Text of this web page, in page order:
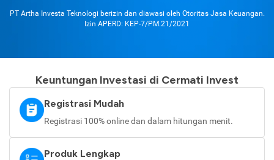
PT Artha Investa Teknologi berizin dan diawasi oleh Otoritas Jasa Keuangan.
Izin APERD: KEP-7/PM.21/2021
Keuntungan Investasi di Cermati Invest
Registrasi Mudah
Registrasi 100% online dan dalam hitungan menit.
Produk Lengkap